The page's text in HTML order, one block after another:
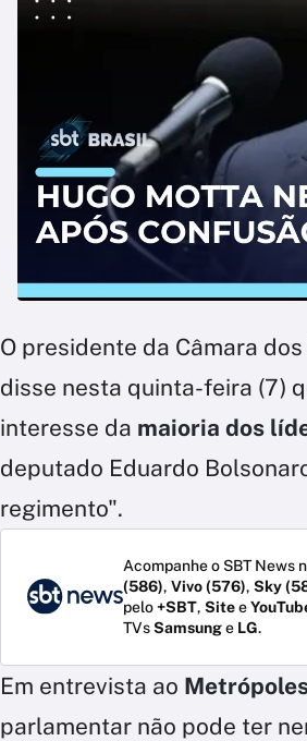
O presidente da Câmara
disse nesta quinta-feira (7)
interesse da maioria dos
deputado Eduardo
regimento".
Acompanhe o SBT News
(586), Vivo (576), Sky
pelo+SBT, Sitee
TVsSamsunge LG.
Em entrevista ao
parlamentar não pode ter